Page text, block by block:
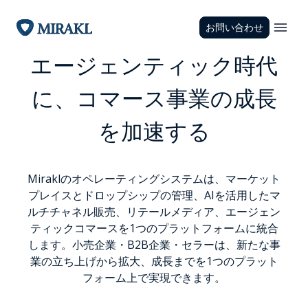
お問い合わせ
エージェンティック時代
に、コマース事業の成長
を加速する
Miraklのオペレーティングシステムは、マーケット
プレイスとドロップシップの管理、AIを活用したマ
ルチチャネル販売、リテールメディア、エージェン
ティックコマースを1つのプラットフォームに統合
します。小売企業・B2B企業・セラーは、新たな事
業の立ち上げから拡大、成長までを1つのプラット
フォーム上で実現できます。